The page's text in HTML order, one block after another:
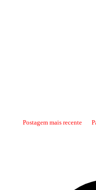
Postagem mais recente